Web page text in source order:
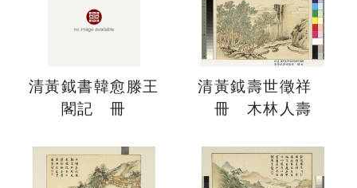
清黃鉞書韓愈滕王
閣記 冊
清黃鉞壽世徵祥
冊 木林人壽